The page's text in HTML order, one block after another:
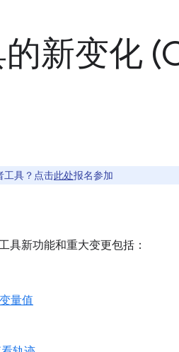
新变化
工具？点击此处报名参加
具新功能和重大变更包括：
量值